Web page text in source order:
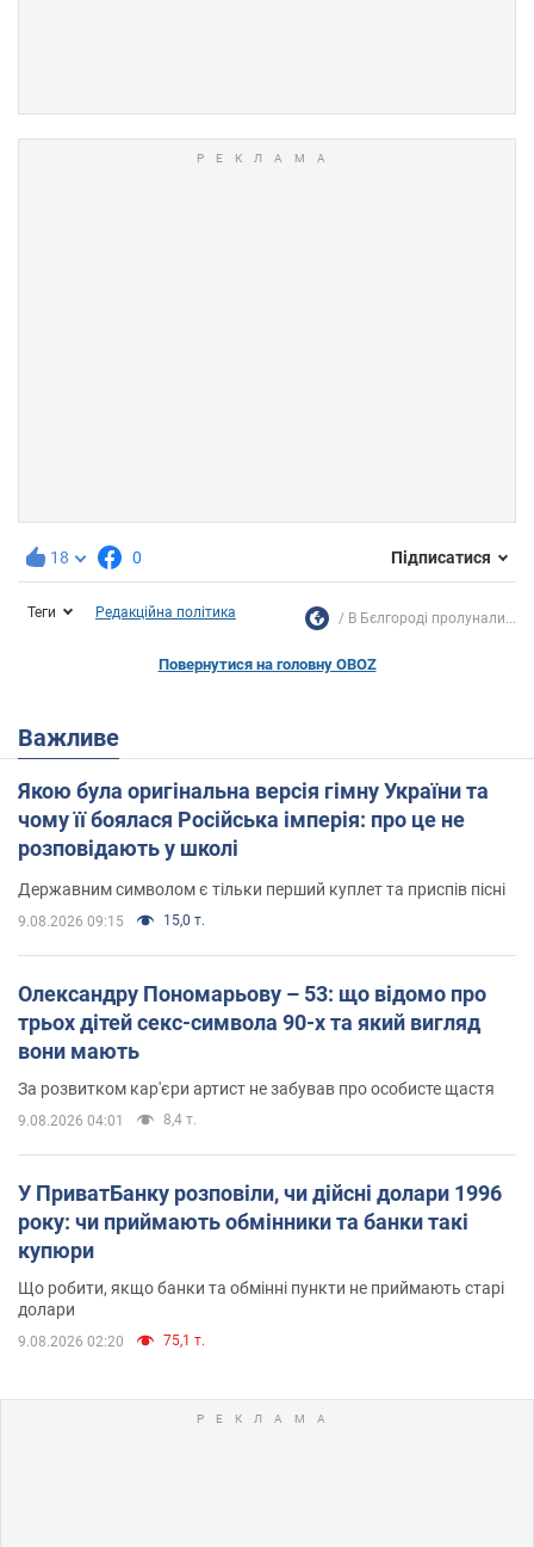
18 0 Підписатися
Теги Редакційна політика В Бєлгороді пролунали...
Повернутися на головну OBOZ
Важливе
Якою була оригінальна версія гімну України та
чому її боялася Російська імперія: про це не
розповідають у школі
Державним символом є тільки перший куплет та приспів пісні
9.08.2026 09:15 15,0 т.
Олександру Пономарьову – 53: що відомо про
трьох дітей секс-символа 90-х та який вигляд
вони мають
За розвитком кар'єри артист не забував про особисте щастя
9.08.2026 04:01 8,4 т.
У ПриватБанку розповіли, чи дійсні долари 1996
року: чи приймають обмінники та банки такі
купюри
Що робити, якщо банки та обмінні пункти не приймають старі
долари
9.08.2026 02:20 75,1 т.